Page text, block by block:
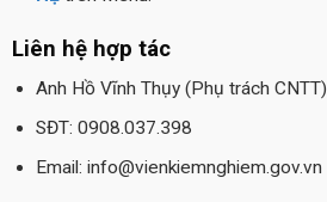
Liên hệ hợp tác
Anh Hồ Vĩnh Thụy (Phụ trách CNTT)
SĐT: 0908.037.398
Email: info@vienkiemnghiem.gov.vn